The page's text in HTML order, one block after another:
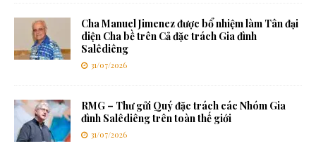
Cha Manuel Jimenez được bổ nhiệm làm Tân đại
diện Cha bề trên Cả đặc trách Gia đình
Salêdiêng
31/07/2026
RMG – Thư gửi Quý đặc trách các Nhóm Gia
đình Salêdiêng trên toàn thế giới
31/07/2026